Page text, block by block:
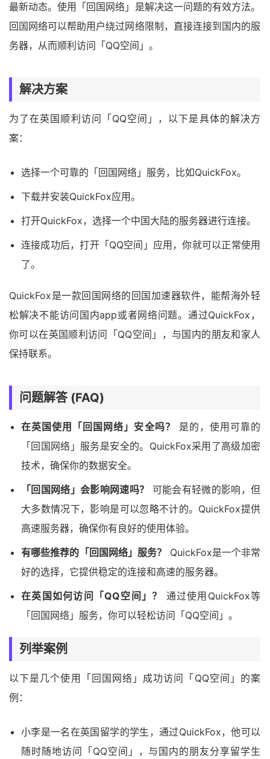
最新动态。使用「回国网络」是解决这一问题的有效方法。
回国网络可以帮助用户绕过网络限制，直接连接到国内的服
务器，从而顺利访问「QQ空间」。
解决方案
为了在英国顺利访问「QQ空间」，以下是具体的解决方
案：
选择一个可靠的「回国网络」服务，比如QuickFox。
下载并安装QuickFox应用。
打开QuickFox，选择一个中国大陆的服务器进行连接。
连接成功后，打开「QQ空间」应用，你就可以正常使用
了。
QuickFox是一款回国网络的回国加速器软件，能帮海外轻
松解决不能访问国内app或者网络问题。通过QuickFox，
你可以在英国顺利访问「QQ空间」，与国内的朋友和家人
保持联系。
问题解答 (FAQ)
在英国使用「回国网络」安全吗？
是的，使用可靠的
「回国网络」服务是安全的。QuickFox采用了高级加密
技术，确保你的数据安全。
「回国网络」会影响网速吗？
可能会有轻微的影响，但
大多数情况下，影响是可以忽略不计的。QuickFox提供
高速服务器，确保你有良好的使用体验。
有哪些推荐的「回国网络」服务？
QuickFox是一个非常
好的选择，它提供稳定的连接和高速的服务器。
在英国如何访问「QQ空间」？
通过使用QuickFox等
「回国网络」服务，你可以轻松访问「QQ空间」。
列举案例
以下是几个使用「回国网络」成功访问「QQ空间」的案
例：
小李是一名在英国留学的学生，通过QuickFox，他可以
随时随地访问「QQ空间」，与国内的朋友分享留学生